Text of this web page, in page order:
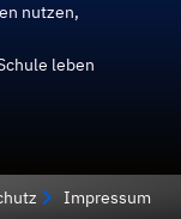
nutzen,
leben
Impressum